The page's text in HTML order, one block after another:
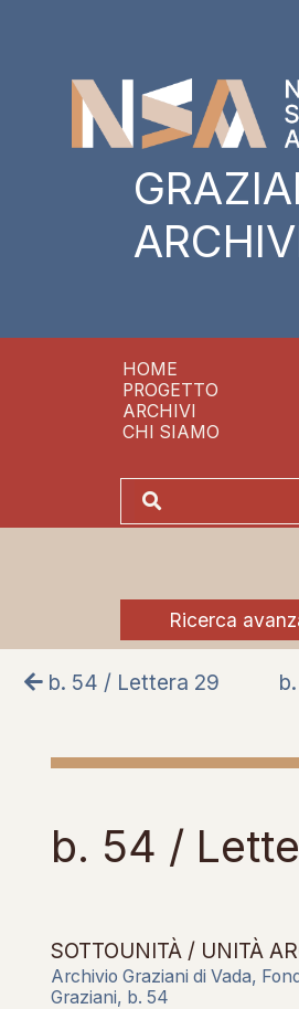
HOME
PROGETTO
ARCHIVI
CHI SIAMO
Ricerca
b. 54 / Lettera 29
b. 54 /
SOTTOUNITÀ / UNITÀ
Archivio Graziani di Vada,
Graziani, b. 54